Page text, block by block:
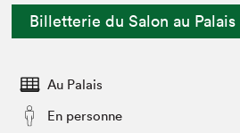
Actualités
SLM PRO
Préparer sa visite
Salon dans la ville et en ligne
Billetterie du Salon au Palais
Au Palais
En personne